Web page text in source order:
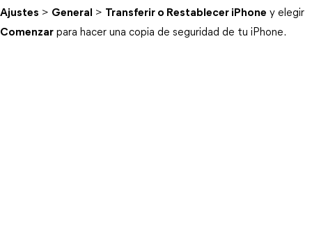
Ajustes > General > Transferir o Restablecer iPhone y elegir
Comenzar para hacer una copia de seguridad de tu iPhone.